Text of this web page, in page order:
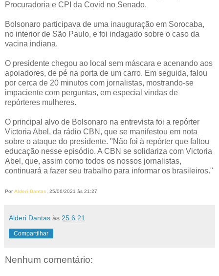
Procuradoria e CPI da Covid no Senado.
Bolsonaro participava de uma inauguração em Sorocaba,
no interior de São Paulo, e foi indagado sobre o caso da
vacina indiana.
O presidente chegou ao local sem máscara e acenando aos
apoiadores, de pé na porta de um carro. Em seguida, falou
por cerca de 20 minutos com jornalistas, mostrando-se
impaciente com perguntas, em especial vindas de
repórteres mulheres.
O principal alvo de Bolsonaro na entrevista foi a repórter
Victoria Abel, da rádio CBN, que se manifestou em nota
sobre o ataque do presidente. "Não foi à repórter que faltou
educação nesse episódio. A CBN se solidariza com Victoria
Abel, que, assim como todos os nossos jornalistas,
continuará a fazer seu trabalho para informar os brasileiros."
Por Alderi Dantas, 25/06/2021 às 21:27
Alderi Dantas às 25.6.21
Compartilhar
Nenhum comentário: